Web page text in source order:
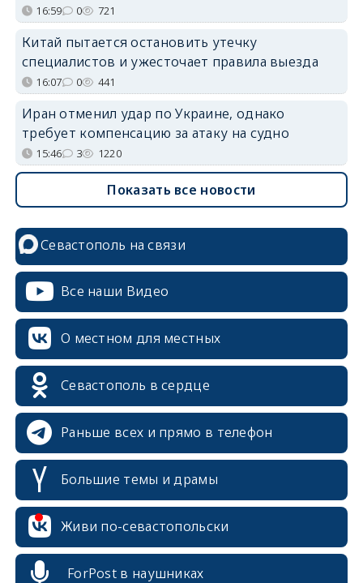
16:59 0 721
Китай пытается остановить утечку
специалистов и ужесточает правила выезда
16:07 0 441
Иран отменил удар по Украине, однако
требует компенсацию за атаку на судно
15:46 3 1220
Показать все новости
Севастополь на связи
Все наши Видео
О местном для местных
Севастополь в сердце
Раньше всех и прямо в телефон
Большие темы и драмы
Живи по-севастопольски
ForPost в наушниках